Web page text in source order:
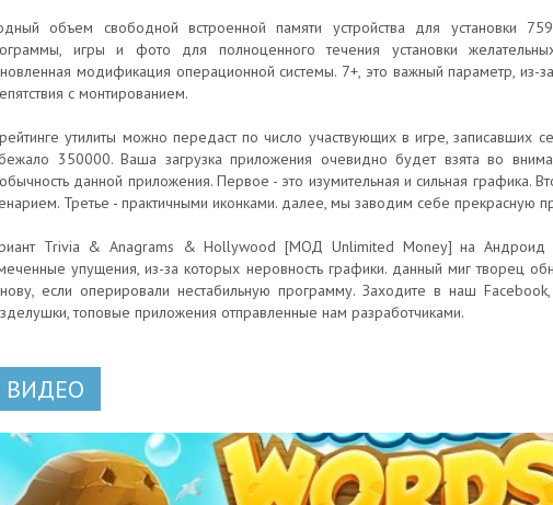
объем свободной встроенной памяти устройства для установки
игры и фото для полноценного течения установки
модификация операционной системы. 7+, это важный параметр, из-
с монтированием.
утилиты можно передаст по число участвующих в игре, записавших
350000. Ваша загрузка приложения очевидно будет взята во
данной приложения. Первое - это изумительная и сильная графика.
Третье - практичными иконками. далее, мы заводим себе прекрасную
Trivia & Anagrams & Hollywood [МОД Unlimited Money] на Андроид
упущения, из-за которых неровность графики. данный миг творец
если оперировали нестабильную программу. Заходите в наш
топовые приложения отправленные нам разработчиками.
ВИДЕО